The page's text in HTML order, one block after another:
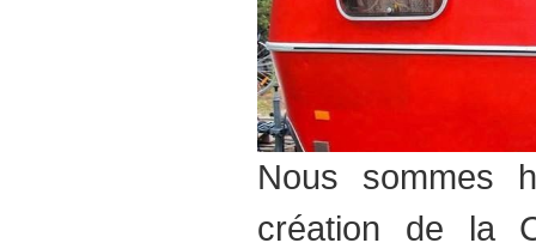
Nous sommes
création de la